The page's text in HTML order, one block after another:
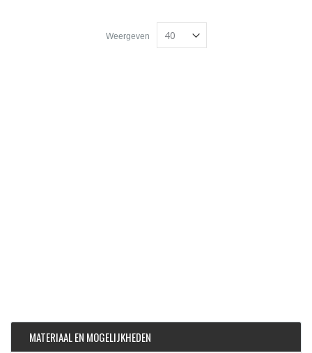
Weergeven
MATERIAAL EN MOGELIJKHEDEN